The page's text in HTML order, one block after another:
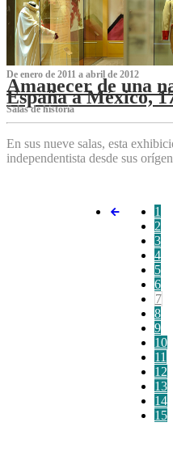
De enero de 2011 a abril de 2012
Amanecer de una
España a México,
Salas de historia
En sus nueve salas, esta
independentista desde sus
1
2
3
4
5
6
7
8
9
10
11
12
13
14
15